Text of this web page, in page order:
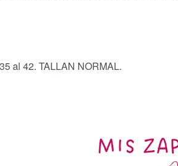
al 42. TALLAN NORMAL.